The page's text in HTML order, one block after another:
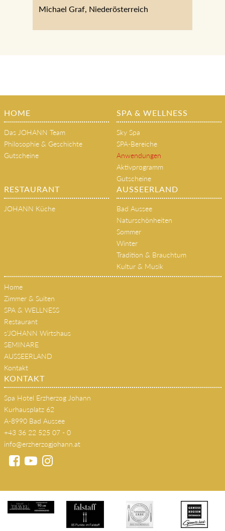
Spa im 5. Stock am besten.“
HOME
Das JOHANN Team
Philosophie & Geschichte
SPA & WELLNESS
Sky Spa
SPA-Bereiche
Anwendungen
Aktivprogramm
Gutscheine
RESTAURANT AUSSEERLAND
Bad Aussee
Naturschönheiten
Sommer
Winter
Tradition & Brauchtum
Home
Zimmer & Suiten
SPA & WELLNESS
Restaurant
s'JOHANN Wirtshaus
SEMINARE
AUSSEERLAND
Kontakt
KONTAKT
Spa Hotel Erzherzog Johann
Kurhausplatz 62
A-8990 Bad Aussee
+43 36 22 525 07 - 0
info@erzherzogjohann.at